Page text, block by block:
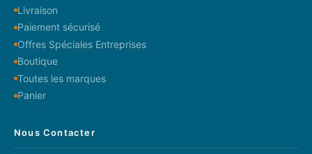
Livraison
Paiement sécurisé
Offres Spéciales Entreprises
Boutique
Toutes les marques
Panier
Nous Contacter